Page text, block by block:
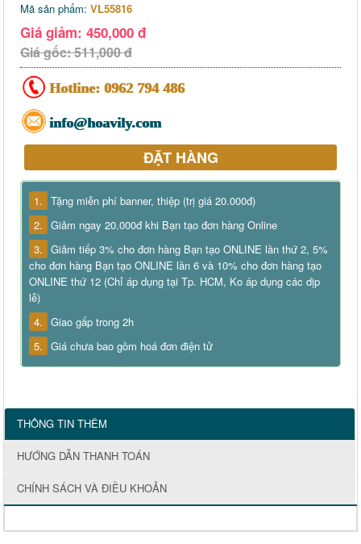
Mã sản phẩm: VL55816
Giá giảm: 450,000 đ
Giá gốc: 511,000 đ
Hotline: 0962 794 486
info@hoavily.com
ĐẶT HÀNG
1. Tặng miễn phí banner, thiệp (trị giá 20.000đ)
2. Giảm ngay 20.000đ khi Bạn tạo đơn hàng Online
3. Giảm tiếp 3% cho đơn hàng Bạn tạo ONLINE lần thứ 2, 5%
cho đơn hàng Bạn tạo ONLINE lần 6 và 10% cho đơn hàng tạo
ONLINE thứ 12 (Chỉ áp dụng tại Tp. HCM, Ko áp dụng các dịp
lễ)
4. Giao gấp trong 2h
5. Giá chưa bao gồm hoá đơn điện tử
THÔNG TIN THÊM
HƯỚNG DẪN THANH TOÁN
CHÍNH SÁCH VÀ ĐIỀU KHOẢN